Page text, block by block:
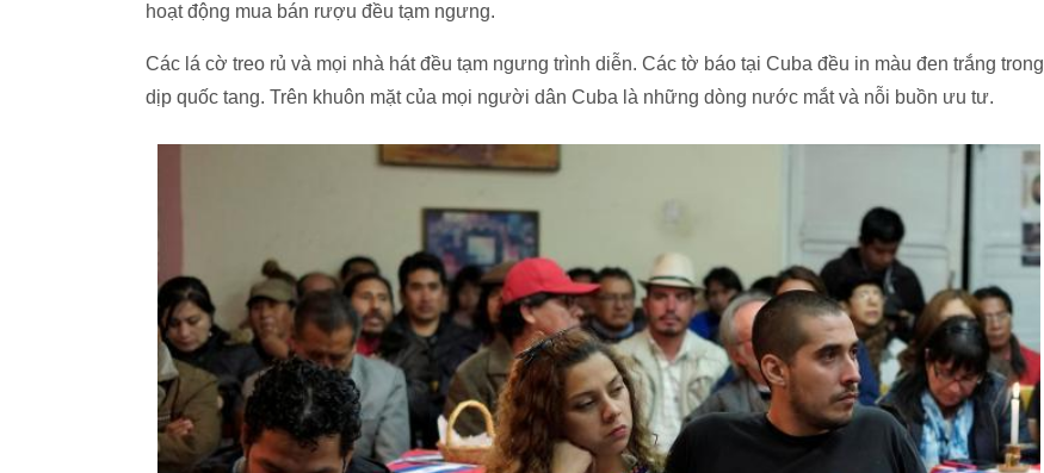
hoạt động mua bán rượu đều tạm ngưng.
Các lá cờ treo rủ và mọi nhà hát đều tạm ngưng trình diễn. Các tờ báo tại Cuba đều in màu đen trắng trong
dịp quốc tang. Trên khuôn mặt của mọi người dân Cuba là những dòng nước mắt và nỗi buồn ưu tư.